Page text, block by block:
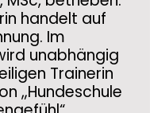
handelt auf
Im
unabhängig
Trainerin
„Hundeschule